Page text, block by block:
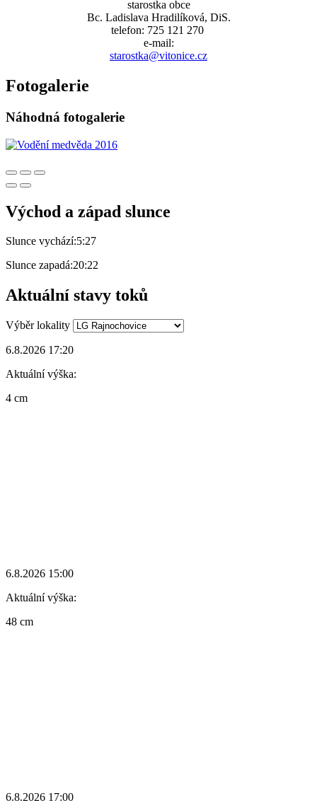
starostka obce
Bc. Ladislava Hradilíková, DiS.
telefon: 725 121 270
e-mail:
starostka@vitonice.cz
Fotogalerie
Náhodná fotogalerie
Východ a západ slunce
Slunce vychází:5:27
Slunce zapadá:20:22
Aktuální stavy toků
Výběr lokality
6.8.2026 17:20
Aktuální výška:
4 cm
6.8.2026 15:00
Aktuální výška:
48 cm
6.8.2026 17:00